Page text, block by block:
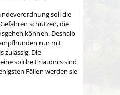
soll die
schützen, die
können. Deshalb
nur mit
zulässig. Die
solche Erlaubnis sind
Fällen werden sie